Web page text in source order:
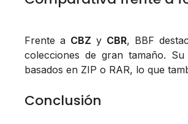
Frente a CBZ y CBR, BBF
colecciones de gran tamaño.
basados en ZIP o RAR, lo que
Conclusión